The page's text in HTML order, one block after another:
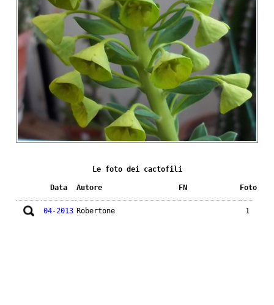
Le foto dei cactofili
Data Autore FN Foto
04-2013 Robertone 1